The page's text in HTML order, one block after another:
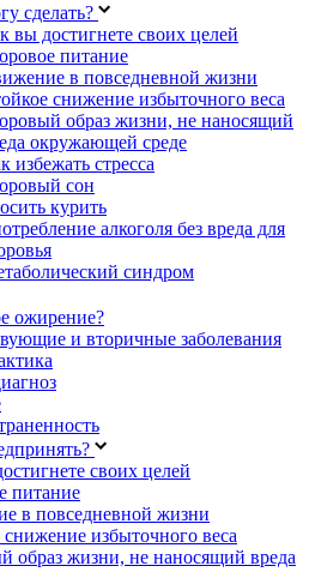
сделать?
вы достигнете своих целей
питание
в повседневной жизни
снижение избыточного веса
образ жизни, не наносящий
окружающей среде
избежать стресса
сон
курить
алкоголя без вреда для
синдром
ожирение?
и вторичные заболевания
своих целей
питание
в повседневной жизни
избыточного веса
образ жизни, не наносящий вреда